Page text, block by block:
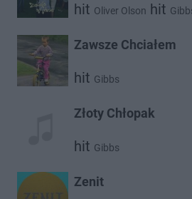
hit Oliver Olson hit
Zawsze Chciałem
hit Gibbs
Złoty Chłopak
hit Gibbs
Zenit